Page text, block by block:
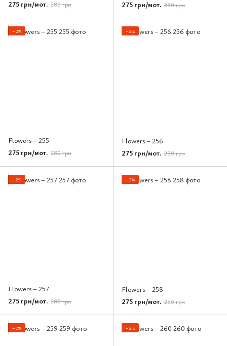
275 грн/мот. 280 грн
275 грн/мот. 280 грн
−2%
Flowers – 255
275 грн/мот. 280 грн
−2%
Flowers – 256
275 грн/мот. 280 грн
−2%
Flowers – 257
275 грн/мот. 280 грн
−2%
Flowers – 258
275 грн/мот. 280 грн
−2% −2%